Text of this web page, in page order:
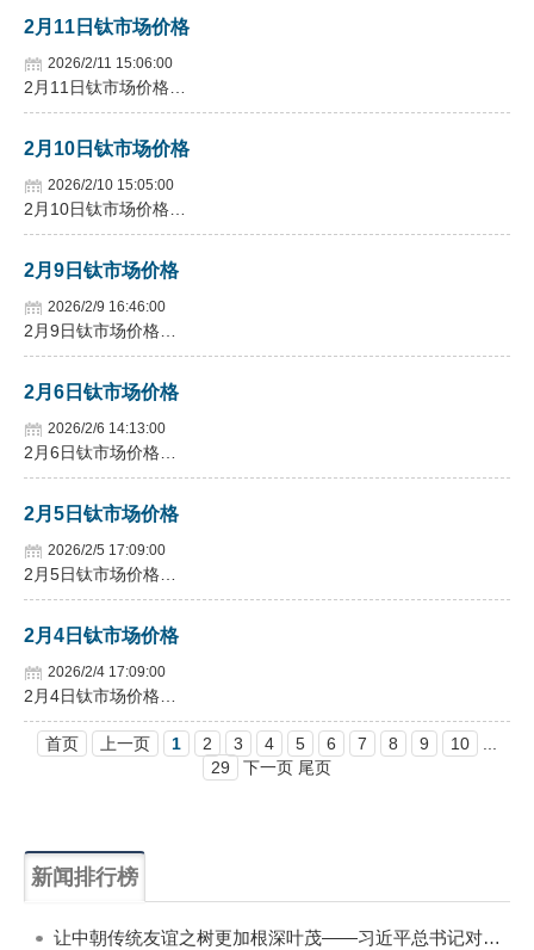
2月11日钛市场价格
2026/2/11 15:06:00
2月11日钛市场价格…
2月10日钛市场价格
2026/2/10 15:05:00
2月10日钛市场价格…
2月9日钛市场价格
2026/2/9 16:46:00
2月9日钛市场价格…
2月6日钛市场价格
2026/2/6 14:13:00
2月6日钛市场价格…
2月5日钛市场价格
2026/2/5 17:09:00
2月5日钛市场价格…
2月4日钛市场价格
2026/2/4 17:09:00
2月4日钛市场价格…
首页 上一页 1 2 3 4 5 6 7 8 9 10
29
下一页 尾页
新闻排行榜
让中朝传统友谊之树更加根深叶茂——习近平总书记对朝鲜进行国事访问纪实